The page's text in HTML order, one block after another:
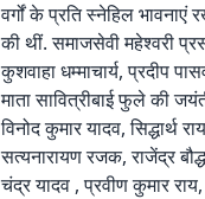
वर्गों के प्रति स्नेहिल भावनाएं
की थीं. समाजसेवी महेश्वरी
कुशवाहा धम्माचार्य, प्रदीप
माता सावित्रीबाई फुले की
विनोद कुमार यादव, सिद्धार्थ
सत्यनारायण रजक, राजेंद्र
चंद्र यादव , प्रवीण कुमार